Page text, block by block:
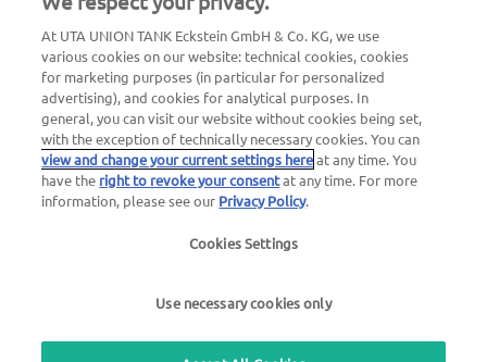
Inloggen voor klanten
Over UTA Edenred
voorwaarden |Gebruiksvoorwaarden
At UTA UNION TANK Eckstein GmbH & Co. KG, we use
various cookies on our website: technical cookies, cookies
for marketing purposes (in particular for personalized
advertising), and cookies for analytical purposes. In
general, you can visit our website without cookies being set,
with the exception of technically necessary cookies. You can
view and change your current settings hereat any time. You
have the right to revoke your consentat any time. For more
information, please see our Privacy Policy.
Cookies Settings
Use necessary cookies only